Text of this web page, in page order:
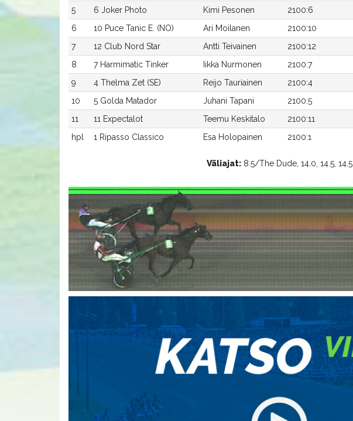
5
6 Joker Photo Kimi Pesonen 2100:6
6
10 Puce Tanic E. (NO) Ari Moilanen 2100:10
7
12 Club Nord Star Antti Teivainen 2100:12
8
7 Harmimatic Tinker Iikka Nurmonen 2100:7
9
4 Thelma Zet (SE) Reijo Tauriainen 2100:4
10
5 Golda Matador Juhani Tapani 2100:5
11
11 Expectalot Teemu Keskitalo 2100:11
hpl
1 Ripasso Classico Esa Holopainen 2100:1
Väliajat:8.5/The Dude, 14.0, 14.5, 14.5